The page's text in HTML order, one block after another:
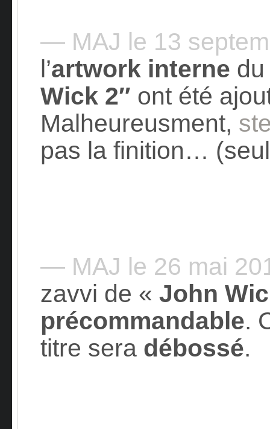
— MAJ le 13
l’artwork interne
Wick 2″ ont été
Malheureusment,
pas la finition…
— MAJ le 26 mai
zavvi de «John
précommandable.
titre sera débossé.